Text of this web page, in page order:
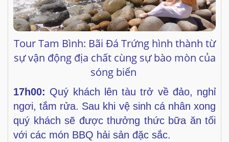
Tour Tam Bình: Bãi Đá Trứng hình thành từ
sự vận động địa chất cùng sự bào mòn của
sóng biển
17h00: Quý khách lên tàu trở về đảo, nghỉ
ngơi, tắm rửa. Sau khi vệ sinh cá nhân xong
quý khách sẽ được thưởng thức bữa ăn tối
với các món BBQ hải sản đặc sắc.